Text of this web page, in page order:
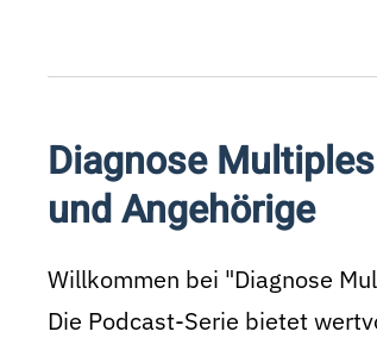
Diagnose
und Angehörige
Willkommen bei "Diagnose
Die Podcast-Serie bietet